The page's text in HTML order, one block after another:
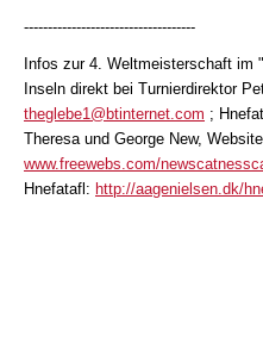
------------------------------------
Infos zur 4. Weltmeisterschaft im
Inseln direkt bei Turnierdirektor
theglebe1@btinternet.com ;
Theresa und George New,
www.freewebs.com/
Hnefatafl: http://aagenielsen.dk/